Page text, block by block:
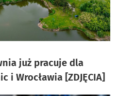
już pracuje dla
i Wrocławia [ZDJĘCIA]